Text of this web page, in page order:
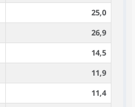
25,0
26,9
14,5
11,9
11,4